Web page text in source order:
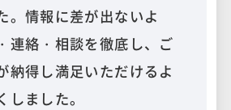
。情報に差が出ないよ
連絡・相談を徹底し、ご
納得し満足いただけるよ
しました。